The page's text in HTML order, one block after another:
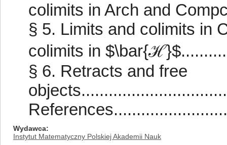
colimits in Arch and
§ 5. Limits and colimits in
colimits in
§ 6. Retracts and free
Wydawca
Instytut Matematyczny Polskiej Akademii Nauk